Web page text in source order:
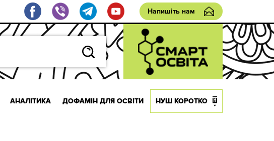
Напишіть нам
АНАЛІТИКА ДОФАМІН ДЛЯ ОСВІТИ НУШ КОРОТКО